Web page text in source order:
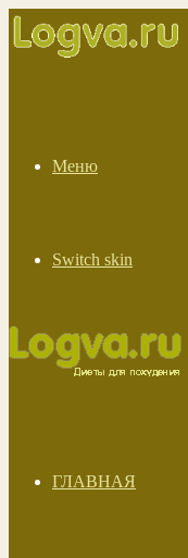
Меню
Switch skin
ГЛАВНАЯ